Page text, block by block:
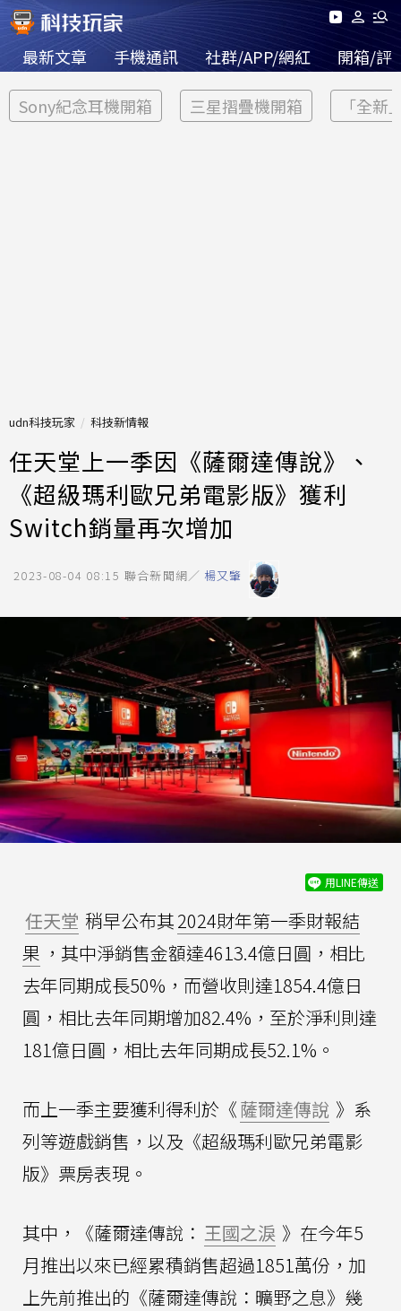
最新文章 手機通訊 社群/APP/網紅 開箱/評
Sony紀念耳機開箱 三星摺疊機開箱 「全新
udn科技玩家 科技新情報
任天堂上一季因《薩爾達傳說》、
《超級瑪利歐兄弟電影版》獲利
Switch銷量再次增加
2023-08-04 08:15 聯合新聞網／ 楊又肇
用LINE傳送
任天堂 稍早公布其2024財年第一季財報結
果 ，其中淨銷售金額達4613.4億日圓，相比
去年同期成長50%，而營收則達1854.4億日
圓，相比去年同期增加82.4%，至於淨利則達
181億日圓，相比去年同期成長52.1%。
而上一季主要獲利得利於《薩爾達傳說 》系
列等遊戲銷售，以及《超級瑪利歐兄弟電影
版》票房表現。
其中，《薩爾達傳說： 王國之淚 》在今年5
月推出以來已經累積銷售超過1851萬份，加
上先前推出的《薩爾達傳說：曠野之息》幾